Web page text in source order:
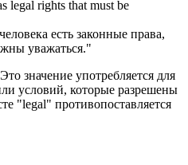
legal rights that must be
есть законные права,
уважаться."
Это значение употребляется для
условий, которые разрешены
"legal" противопоставляется